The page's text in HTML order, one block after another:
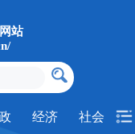
站
经济 社会